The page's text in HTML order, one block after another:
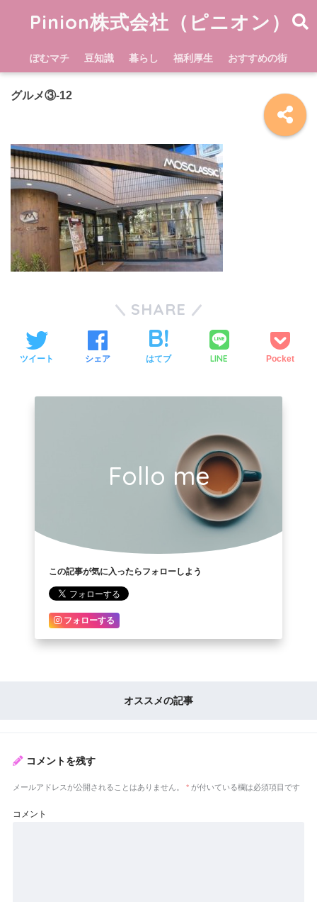
Pinion株式会社（ピニオン）
ぽむマチ 豆知識 暮らし 福利厚生 おすすめの街
グルメ③-12
SHARE
ツイート シェア はてブ LINE Pocket
Follo me
この記事が気に入ったらフォローしよう
フォローする
オススメの記事
コメントを残す
メールアドレスが公開されることはありません。 * が付いている欄は必須項目です
コメント